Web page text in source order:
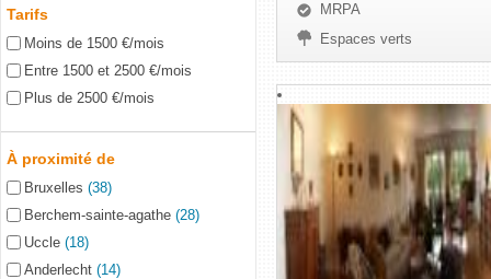
Tarifs
Moins de 1500 €/mois
Entre 1500 et 2500 €/mois
Plus de 2500 €/mois
À proximité de
Bruxelles (38)
Berchem-sainte-agathe (28)
Uccle (18)
Anderlecht (14)
MRPA
Espaces verts